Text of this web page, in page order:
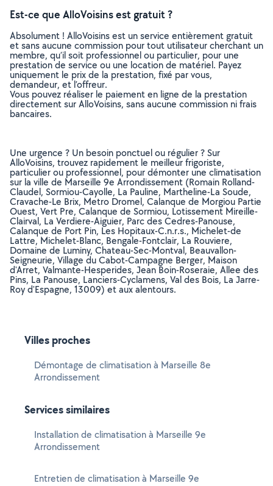
Est-ce que AlloVoisins est gratuit ?
Absolument ! AlloVoisins est un service entièrement gratuit
et sans aucune commission pour tout utilisateur cherchant un
membre, qu’il soit professionnel ou particulier, pour une
prestation de service ou une location de matériel. Payez
uniquement le prix de la prestation, fixé par vous,
demandeur, et l’offreur.
Vous pouvez réaliser le paiement en ligne de la prestation
directement sur AlloVoisins, sans aucune commission ni frais
bancaires.
Une urgence ? Un besoin ponctuel ou régulier ? Sur
AlloVoisins, trouvez rapidement le meilleur frigoriste,
particulier ou professionnel, pour démonter une climatisation
sur la ville de Marseille 9e Arrondissement (Romain Rolland-
Claudel, Sormiou-Cayolle, La Pauline, Martheline-La Soude,
Cravache-Le Brix, Metro Dromel, Calanque de Morgiou Partie
Ouest, Vert Pre, Calanque de Sormiou, Lotissement Mireille-
Clairval, La Verdiere-Aiguier, Parc des Cedres-Panouse,
Calanque de Port Pin, Les Hopitaux-C.n.r.s., Michelet-de
Lattre, Michelet-Blanc, Bengale-Fontclair, La Rouviere,
Domaine de Luminy, Chateau-Sec-Montval, Beauvallon-
Seigneurie, Village du Cabot-Campagne Berger, Maison
d'Arret, Valmante-Hesperides, Jean Boin-Roseraie, Allee des
Pins, La Panouse, Lanciers-Cyclamens, Val des Bois, La Jarre-
Roy d'Espagne, 13009) et aux alentours.
Villes proches
Démontage de climatisation à Marseille 8e
Arrondissement
Services similaires
Installation de climatisation à Marseille 9e
Arrondissement
Entretien de climatisation à Marseille 9e